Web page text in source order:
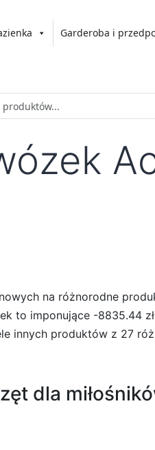
Garderoba i
na różnorodne
to imponujące -8835.44
innych produktów z 27
dla